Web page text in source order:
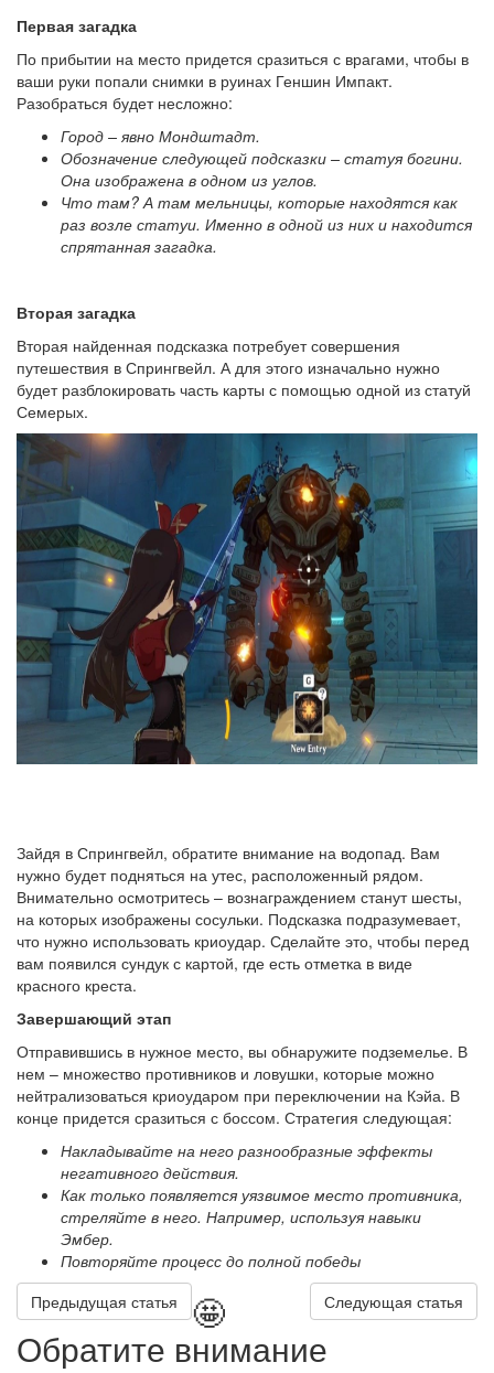
Первая загадка
По прибытии на место придется сразиться с врагами, чтобы в
ваши руки попали снимки в руинах Геншин Импакт.
Разобраться будет несложно:
Город – явно Мондштадт.
Обозначение следующей подсказки – статуя богини.
Она изображена в одном из углов.
Что там? А там мельницы, которые находятся как
раз возле статуи. Именно в одной из них и находится
спрятанная загадка.
Вторая загадка
Вторая найденная подсказка потребует совершения
путешествия в Спрингвейл. А для этого изначально нужно
будет разблокировать часть карты с помощью одной из статуй
Семерых.
Зайдя в Спрингвейл, обратите внимание на водопад. Вам
нужно будет подняться на утес, расположенный рядом.
Внимательно осмотритесь – вознаграждением станут шесты,
на которых изображены сосульки. Подсказка подразумевает,
что нужно использовать криоудар. Сделайте это, чтобы перед
вам появился сундук с картой, где есть отметка в виде
красного креста.
Завершающий этап
Отправившись в нужное место, вы обнаружите подземелье. В
нем – множество противников и ловушки, которые можно
нейтрализоваться криоударом при переключении на Кэйа. В
конце придется сразиться с боссом. Стратегия следующая:
Накладывайте на него разнообразные эффекты
негативного действия.
Как только появляется уязвимое место противника,
стреляйте в него. Например, используя навыки
Эмбер.
Повторяйте процесс до полной победы
Предыдущая статья
Следующая статья
🤩
Обратите внимание